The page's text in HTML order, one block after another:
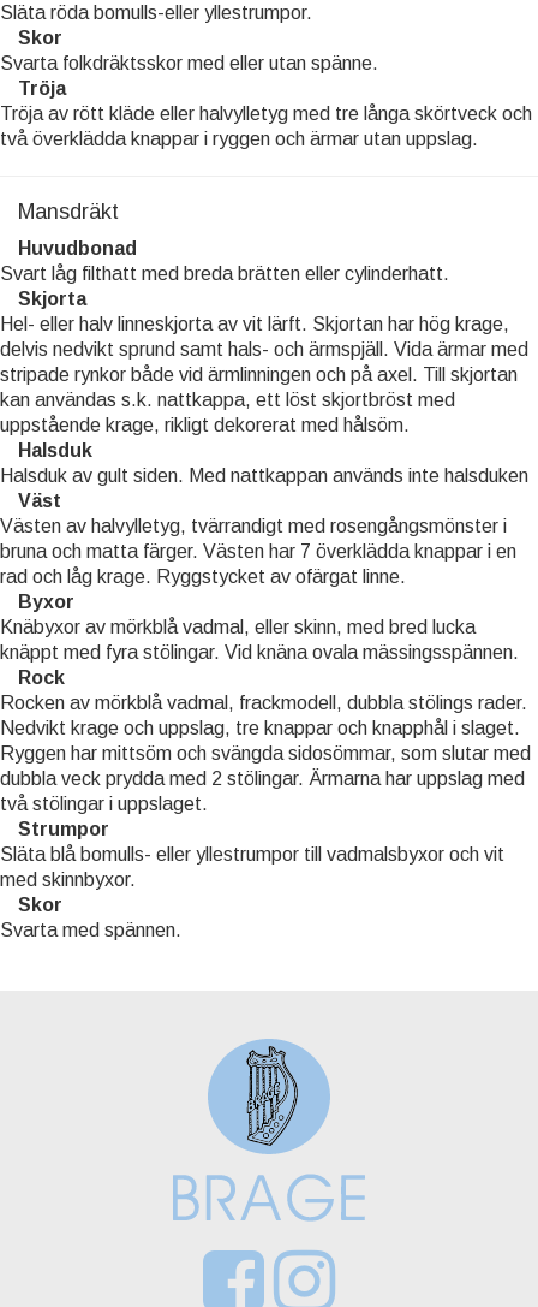
Släta röda bomulls-eller yllestrumpor.
Skor
Svarta folkdräktsskor med eller utan spänne.
Tröja
Tröja av rött kläde eller halvylletyg med tre långa skörtveck och
två överklädda knappar i ryggen och ärmar utan uppslag.
Mansdräkt
Huvudbonad
Svart låg filthatt med breda brätten eller cylinderhatt.
Skjorta
Hel- eller halv linneskjorta av vit lärft. Skjortan har hög krage,
delvis nedvikt sprund samt hals- och ärmspjäll. Vida ärmar med
stripade rynkor både vid ärmlinningen och på axel. Till skjortan
kan användas s.k. nattkappa, ett löst skjortbröst med
uppstående krage, rikligt dekorerat med hålsöm.
Halsduk
Halsduk av gult siden. Med nattkappan används inte halsduken
Väst
Västen av halvylletyg, tvärrandigt med rosengångsmönster i
bruna och matta färger. Västen har 7 överklädda knappar i en
rad och låg krage. Ryggstycket av ofärgat linne.
Byxor
Knäbyxor av mörkblå vadmal, eller skinn, med bred lucka
knäppt med fyra stölingar. Vid knäna ovala mässingsspännen.
Rock
Rocken av mörkblå vadmal, frackmodell, dubbla stölings rader.
Nedvikt krage och uppslag, tre knappar och knapphål i slaget.
Ryggen har mittsöm och svängda sidosömmar, som slutar med
dubbla veck prydda med 2 stölingar. Ärmarna har uppslag med
två stölingar i uppslaget.
Strumpor
Släta blå bomulls- eller yllestrumpor till vadmalsbyxor och vit
med skinnbyxor.
Skor
Svarta med spännen.